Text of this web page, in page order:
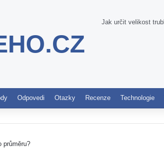
Jak určit velikost
Odpovedi Otazky Recenze Technologie
průměru?